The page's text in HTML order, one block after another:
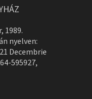
1989.
nyelven:
Decembrie
595927,